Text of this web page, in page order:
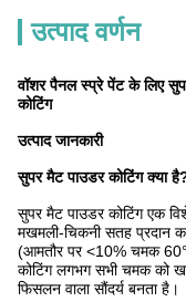
उत्पाद वर्णन
वॉशर पैनल स्प्रे पेंट के लिए
कोटिंग
उत्पाद जानकारी
सुपर मैट पाउडर कोटिंग क्या
सुपर मैट पाउडर कोटिंग एक
मखमली-चिकनी सतह प्रदान
(आमतौर पर <10% चमक 60°
कोटिंग लगभग सभी चमक को
फिसलन वाला सौंदर्य बनता है।